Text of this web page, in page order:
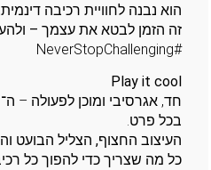
הוא נבנה לחוויית רכיבה
זה הזמן לבטא את עצמך –
#NeverStopChallenging
Play it cool
בכל פרט.
העיצוב החצוף, הצליל הבועט
כל מה שצריך כדי להפוך כל